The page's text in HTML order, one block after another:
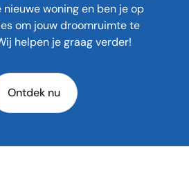
woning en ben je op
om jouw droomruimte te
helpen je graag verder!
Ontdek nu